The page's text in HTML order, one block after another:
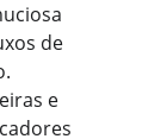
de
e